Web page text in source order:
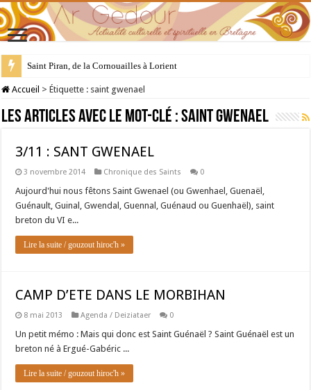
Saint Piran, de la Cornouailles à Lorient
Accueil > Étiquette : saint gwenael
Les articles avec le mot-clé :saint gwenael
3/11 : SANT GWENAEL
3 novembre 2014 Chronique des Saints 0
Aujourd'hui nous fêtons Saint Gwenael (ou Gwenhael, Guenaël,
Guénault, Guinal, Gwendal, Guennal, Guénaud ou Guenhaël), saint
breton du VI e...
Lire la suite / gouzout hiroc'h »
CAMP D’ETE DANS LE MORBIHAN
8 mai 2013 Agenda / Deiziataer 0
Un petit mémo : Mais qui donc est Saint Guénaël ? Saint Guénaël est un
breton né à Ergué-Gabéric ...
Lire la suite / gouzout hiroc'h »